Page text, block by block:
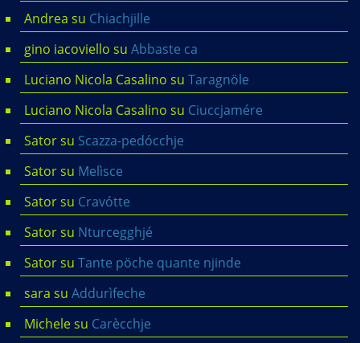
Andrea su Chiachjille
gino iacoviello su Abbaste ca
Luciano Nicola Casalino su Taragnöle
Luciano Nicola Casalino su Ciuccjamére
Satorsu Scazza-pedócchje
Satorsu Melìsce
Satorsu Cravótte
Satorsu Nturcegghjé
Satorsu Tante pöche quante njinde
sara su Addurìfeche
Michelesu Carècchje